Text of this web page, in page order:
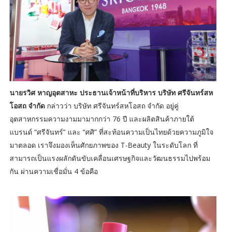
นายรวิศ หาญอุตสาหะ ประธานเจ้าหน้าที่บริหาร บริษัท ศรีจันทร์สห
โอสถ จํากัดกล่าวว่า บริษัท ศรีจันทร์สหโอสถ จำกัด อยู่คู่
อุตสาหกรรมความงามมามากกว่า 76 ปี และผลิตสินค้าภายใต้
แบรนด์ “ศรีจันทร์” และ “ศศิ” ที่สะท้อนความเป็นไทยด้วยความภูมิใจ
มาตลอด เราจึงมองเห็นศักยภาพของ T-Beauty ในระดับโลก ที่
สามารถเป็นแรงผลักดันขับเคลื่อนเศรษฐกิจและวัฒนธรรมไปพร้อม
กัน ผ่านความเชื่อมั่น 4 ข้อคือ